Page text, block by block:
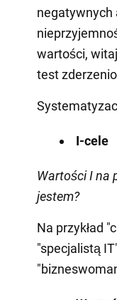
negatywnych
wartości,
test
I-cele
Wartości I na
jestem?
Na przykład
"specjalistą